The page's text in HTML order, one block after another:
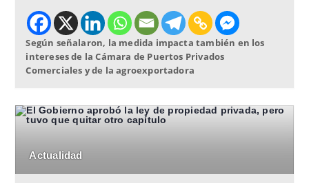
Según señalaron, la medida impacta también en los
intereses de la Cámara de Puertos Privados
Comerciales y de la agroexportadora
Actualidad